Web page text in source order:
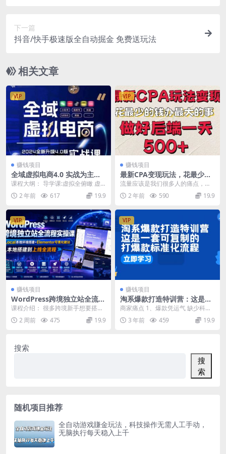
下一篇
抖音/快手极速版全自动掘金 免费送玩法
相关文章
VIP
赚钱项目
全域虚拟电商4.0 实战为主，
理论为辅，5大「黄金赚钱虚
拟赛道」，颠覆式的创新玩法
交付
课程大纲： 导学课:虚拟全俯瞰 虚
拟项目一点通暨开营典礼 目录航线
第一章:卖货...
2 年前 617 19.9
VIP
赚钱项目
最新CPA变现玩法，花最少的
钱办最大的事，做好后端一天
5张
流量应该是我们很多人的痛点，自
己去引流，突然号就违规了，输出
好的内容有时候又不如...
2 年前 590 19.9
VIP
赚钱项目
WordPress跨境独立站全流程
实操课｜Local本地环境搭建+
Elementor可视化建站，从本
地搭建到上线全流程
课程介绍： 很多跨境新手想要搭建
属于自己的独立站，大多只了解简
易托管型Shopi...
2 周前 475 19.9
VIP
赚钱项目
淘系爆款打造特训营：这是一
套可复制的打爆款标准化流程
商家痛点 1、爆款凭运气 缺少科学
的方法和流程，凭运气打爆款，成
功率低； 2、思...
3 年前 459 19.9
搜索
搜
索
随机项目推荐
全自动游戏賺金玩法，科技操作无需人工手动，
无脑执行每天稳入上千